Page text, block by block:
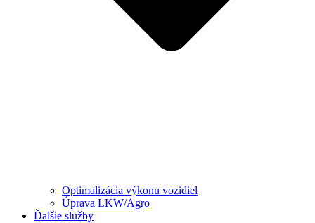
Optimalizácia výkonu vozidiel
Úprava LKW/Agro
Ďalšie služby